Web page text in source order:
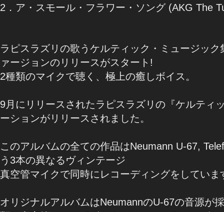
2．ア・スモール・フラワー・ソング (AKG The
ラピスラズリの歌うケルティック・ミュージッ
ァージョンのリリースがスタート!
2種類のマイクで聴く、極上の癒しボイス。
9月にリリースされたラピスラズリの『ケルティ
ーションがリリースされました。
このアルバムの全ての作品はNeumann U-67,
う3本の異なるヴィンテージ
真空管マイクで同時にレコーディングをしていま
オリジナルアルバムはNeumannのU-67の音源が